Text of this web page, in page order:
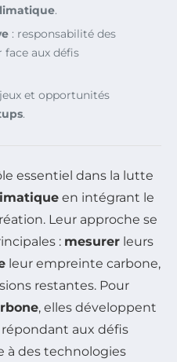
.
: responsabilité des
face aux défis
et opportunités
.
essentiel dans la lutte
en intégrant le
Leur approche se
: mesurer leurs
leur empreinte carbone,
restantes. Pour
, elles développent
aux défis
à des technologies